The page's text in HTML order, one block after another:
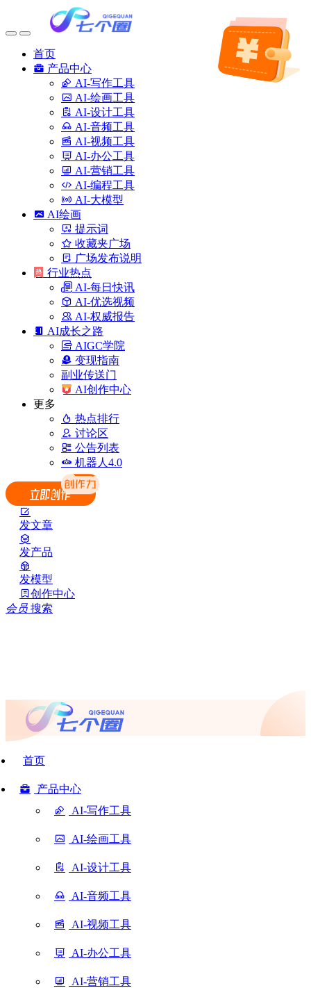
首页
产品中心
AI-写作工具
AI-绘画工具
AI-设计工具
AI-音频工具
AI-视频工具
AI-办公工具
AI-营销工具
AI-编程工具
AI-大模型
AI绘画
提示词
收藏夹广场
广场发布说明
行业热点
AI-每日快讯
AI-优选视频
AI-权威报告
AI成长之路
AIGC学院
变现指南
副业传送门
AI创作中心
更多
热点排行
讨论区
公告列表
机器人4.0
发文章
发产品
发模型
创作中心
会员 搜索
首页
产品中心
AI-写作工具
AI-绘画工具
AI-设计工具
AI-音频工具
AI-视频工具
AI-办公工具
AI-营销工具